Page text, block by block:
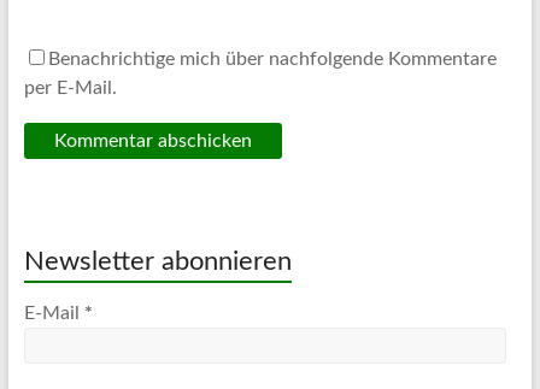
Benachrichtige mich über nachfolgende Kommentare
per E-Mail.
Newsletter abonnieren
E-Mail *